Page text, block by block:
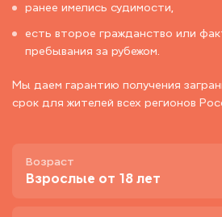
ранее имелись судимости,
есть второе гражданство или
пребывания за рубежом.
Мы даем гарантию получения
срок для жителей всех регионов
Возраст
Взрослые от 18 лет